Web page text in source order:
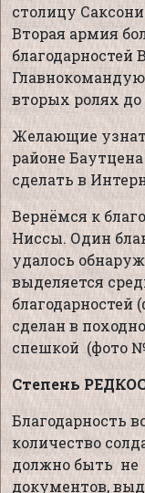
столицу
Вторая армия
благодарностей
вторых ролях
Желающие
районе
сделать в
Вернёмся к
Ниссы. Один
удалось
выделяется
благодарностей
сделан в
спешкой (фото №
Степень
Благодарность
количество
должно быть
документов,